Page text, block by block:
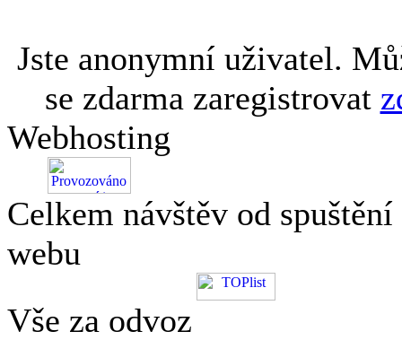
Jste anonymní uživatel.
se zdarma zaregistrovat
Webhosting
Celkem návštěv od spuštění
webu
Vše za odvoz